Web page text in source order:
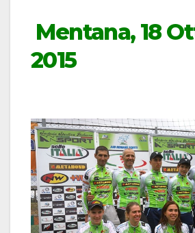
Mentana, 18
2015